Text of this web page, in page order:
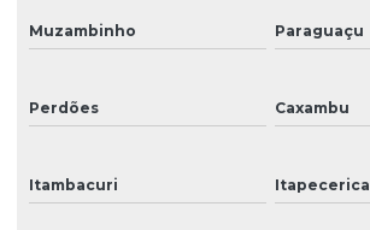
Muzambinho Paraguaçu
Perdões Caxambu
Itambacuri Itapecerica